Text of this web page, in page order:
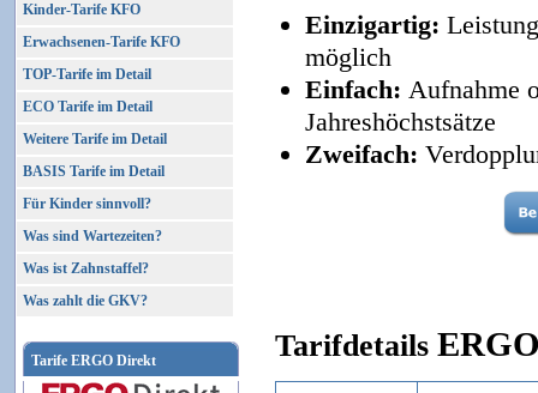
Kinder-Tarife KFO
Erwachsenen-Tarife KFO
TOP-Tarife im Detail
ECO Tarife im Detail
Weitere Tarife im Detail
BASIS Tarife im Detail
Für Kinder sinnvoll?
Was sind Wartezeiten?
Was ist Zahnstaffel?
Was zahlt die GKV?
Tarife ERGO Direkt
Einzigartig:
möglich
Einfach: Aufnahme
Jahreshöchstsätze
Zweifach:
Tarifdetails